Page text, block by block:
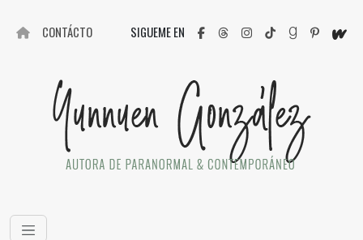
CONTÁCTO SIGUEME EN